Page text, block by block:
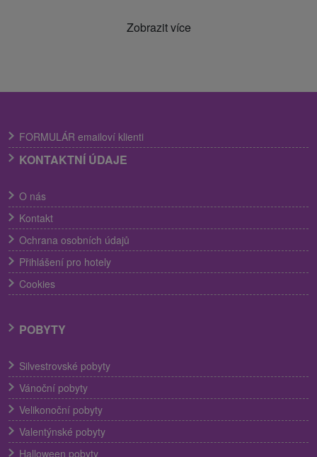
Zobrazit více
FORMULÁR emailoví klienti
KONTAKTNÍ ÚDAJE
O nás
Kontakt
Ochrana osobních údajů
Přihlášení pro hotely
Cookies
POBYTY
Silvestrovské pobyty
Vánoční pobyty
Velikonoční pobyty
Valentýnské pobyty
Halloween pobyty